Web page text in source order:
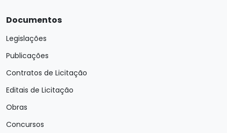
Documentos
Legislações
Publicações
Contratos de Licitação
Editais de Licitação
Obras
Concursos